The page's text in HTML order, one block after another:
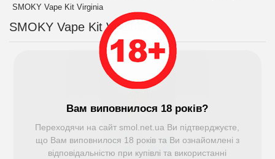
SMOKY Vape Kit Virginia
SMOKY Vape Kit Virginia
Вам виповнилося 18 років?
Переходячи на сайт smol.net.ua Ви підтверджуєте,
що Вам виповнилося 18 років та Ви ознайомлені з
відповідальністю при купівлі та використанні